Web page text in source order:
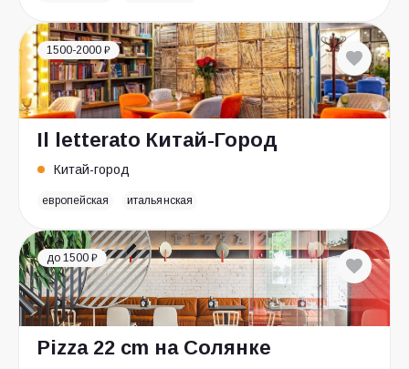
1500-2000 ₽
Il letterato Китай-Город
Китай-город
европейская итальянская
до 1500 ₽
Pizza 22 cm на Солянке